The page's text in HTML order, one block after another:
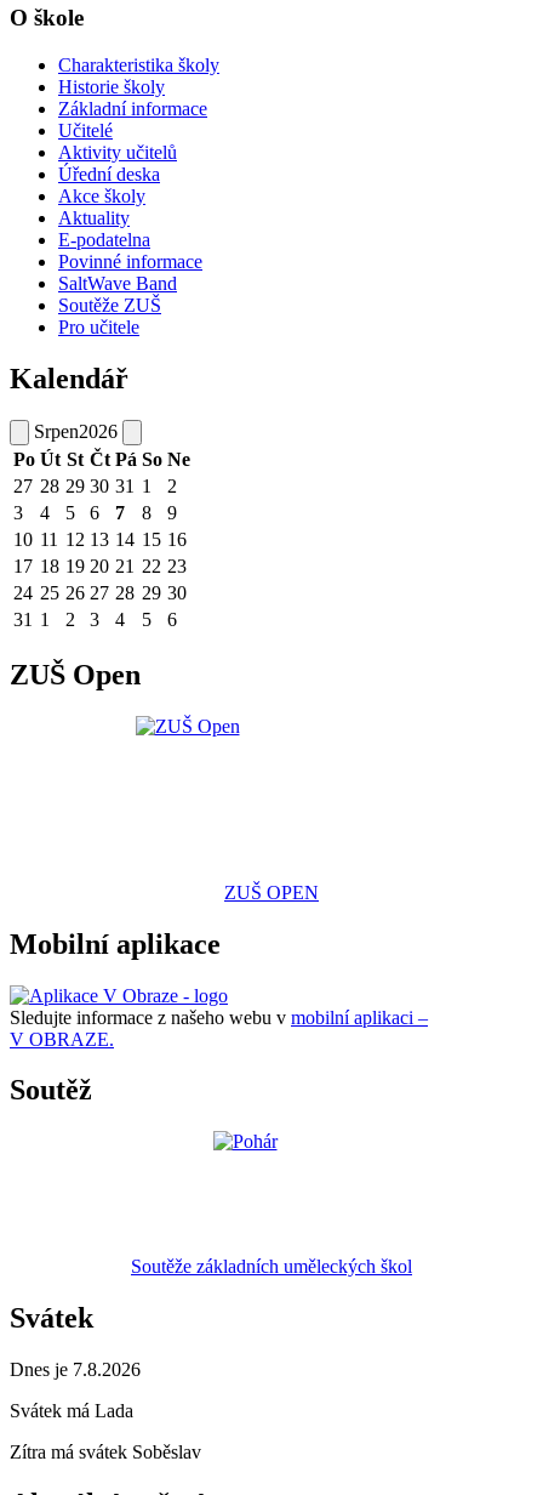
O škole
Charakteristika školy
Historie školy
Základní informace
Učitelé
Aktivity učitelů
Úřední deska
Akce školy
Aktuality
E-podatelna
Povinné informace
SaltWave Band
Soutěže ZUŠ
Pro učitele
Kalendář
Srpen2026
Po Út St Čt Pá So Ne
27 28 29 30 31 1
2
3
4 5 6 7 8
9
10 11 12 13 14 15 16
17 18 19 20 21 22 23
24 25 26 27 28 29 30
31 1 2 3 4 5 6
ZUŠ Open
ZUŠ OPEN
Mobilní aplikace
Sledujte informace z našeho webu v mobilní aplikaci –
V OBRAZE.
Soutěž
Soutěže základních uměleckých škol
Svátek
Dnes je 7.8.2026
Svátek má Lada
Zítra má svátek Soběslav